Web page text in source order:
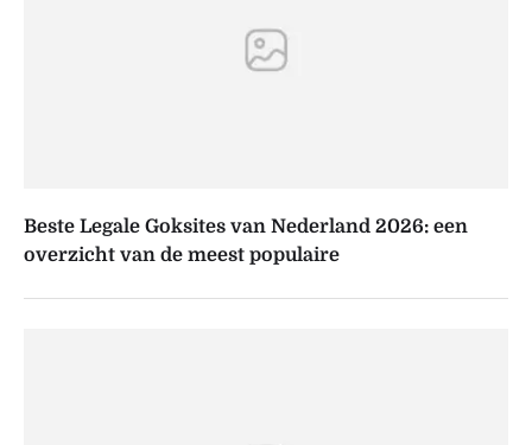
Beste Legale Goksites van Nederland 2026: een
overzicht van de meest populaire